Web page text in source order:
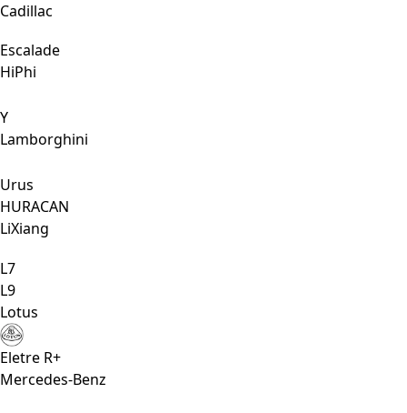
Cadillac
Escalade
HiPhi
Y
Lamborghini
Urus
HURACAN
LiXiang
L7
L9
Lotus
Eletre R+
Mercedes-Benz